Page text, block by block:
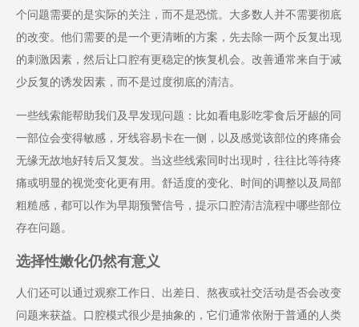
个问题需要的是实际的关注，而不是恐慌。大多数人并不需要彻底
的改变。他们需要的是一个更清晰的方案，先去除一两个反复出现
的刺激因素，然后让口腔有更稳定的恢复机会。改善通常来自于减
少反复的诱发因素，而不是过度彻底的清洁。
一些线索能帮助我们及早发现问题：比如看电影吃零食后牙龈的同
一部位会变得敏感，牙线容易卡在一侧，以及感觉该部位的疼痛会
无缘无故地好转后又复发。当这些线索同时出现时，往往比等待疼
痛或明显的视觉变化更有用。舒适度的变化、时间的调整以及局部
粗糙感，都可以作为早期预警信号，提示口腔清洁流程中哪些部位
存在问题。
选择性嫩化仍然有意义
人们还可以通过观察工作日、出差日、熬夜或社交活动是否会改变
问题来获益。口腔模式很少是抽象的，它们通常依附于普通的人类